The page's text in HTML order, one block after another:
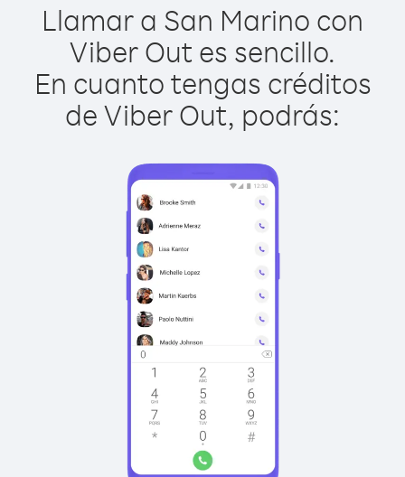
Llamar a San Marino con
Viber Out es sencillo.
En cuanto tengas créditos
de Viber Out, podrás: